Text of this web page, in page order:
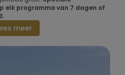
elk programma van 7 dagen of
meer